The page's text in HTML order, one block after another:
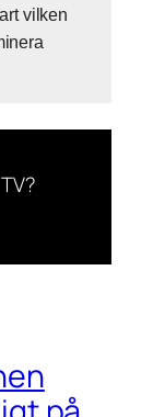
vilken